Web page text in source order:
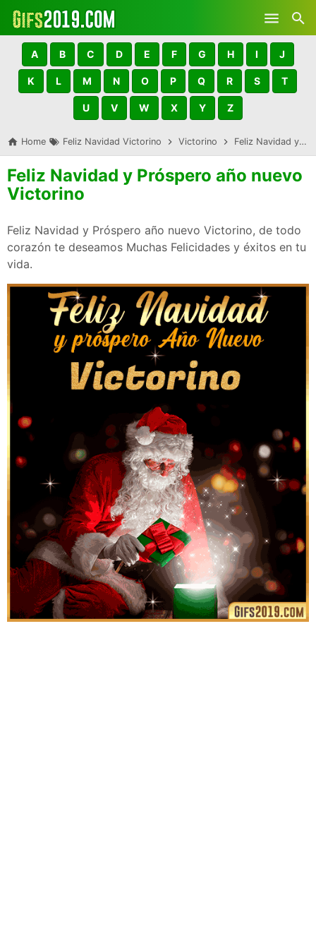
Skip to main content
A B C D E F G H I J
K L M N O P Q R S T
U V W X Y Z
Home Feliz Navidad Victorino Victorino Feliz Navidad y Próspero año nuevo Victorino
Feliz Navidad y Próspero año nuevo
Victorino
Feliz Navidad y Próspero año nuevo Victorino, de todo
corazón te deseamos Muchas Felicidades y éxitos en tu
vida.